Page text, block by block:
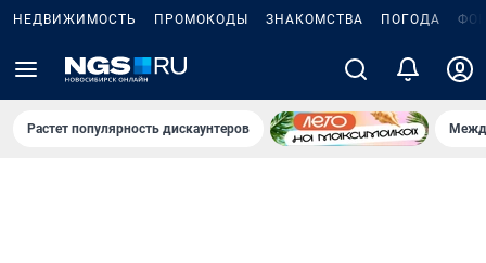
НЕДВИЖИМОСТЬ ПРОМОКОДЫ ЗНАКОМСТВА ПОГОДА
Растет популярность дискаунтеров